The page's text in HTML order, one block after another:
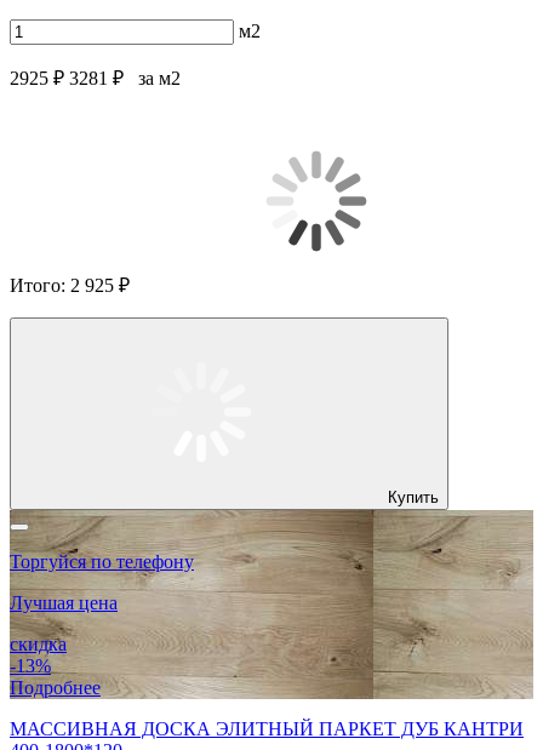
м2
2925 ₽ 3281 ₽ за м2
Итого: 2 925 ₽
Купить
Торгуйся по телефону
Лучшая цена
скидка
-13%
Подробнее
МАССИВНАЯ ДОСКА ЭЛИТНЫЙ ПАРКЕТ ДУБ КАНТРИ